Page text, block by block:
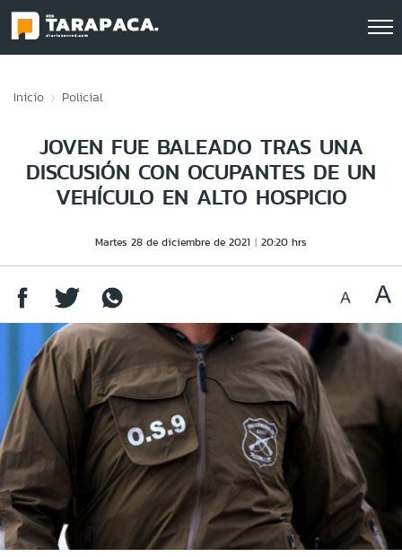
Inicio Policial
JOVEN FUE BALEADO TRAS UNA
DISCUSIÓN CON OCUPANTES DE UN
VEHÍCULO EN ALTO HOSPICIO
Martes 28 de diciembre de 2021 20:20 hrs